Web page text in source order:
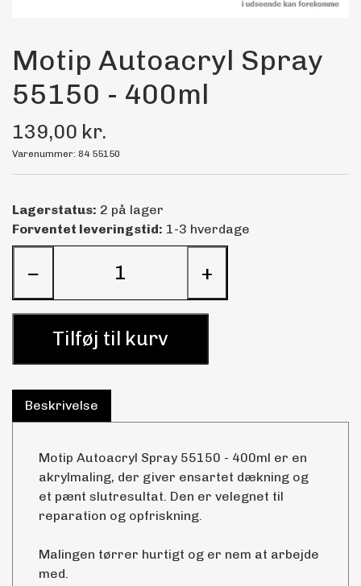
Dæk & Fælge
Motip Autoacryl Spray
55150 - 400ml
139,00 kr.
Varenummer: 84 55150
Lagerstatus: 2 på lager
Forventet leveringstid: 1-3 hverdage
− +
Tilføj til kurv
Beskrivelse
Motip Autoacryl Spray 55150 - 400ml er en
akrylmaling, der giver ensartet dækning og
et pænt slutresultat. Den er velegnet til
reparation og opfriskning.
Malingen tørrer hurtigt og er nem at arbejde
med.